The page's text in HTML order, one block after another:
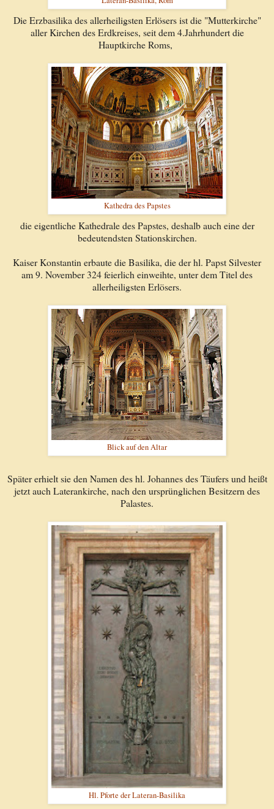
Die Erzbasilika des allerheiligsten Erlösers ist die "Mutterkirche"
aller Kirchen des Erdkreises, seit dem 4.Jahrhundert die
Hauptkirche Roms,
Kathedra des Papstes
die eigentliche Kathedrale des Papstes, deshalb auch eine der
bedeutendsten Stationskirchen.
Kaiser Konstantin erbaute die Basilika, die der hl. Papst Silvester
am 9. November 324 feierlich einweihte, unter dem Titel des
allerheiligsten Erlösers.
Blick auf den Altar
Später erhielt sie den Namen des hl. Johannes des Täufers und heißt
jetzt auch Laterankirche, nach den ursprünglichen Besitzern des
Palastes.
Hl. Pforte der Lateran-Basilika